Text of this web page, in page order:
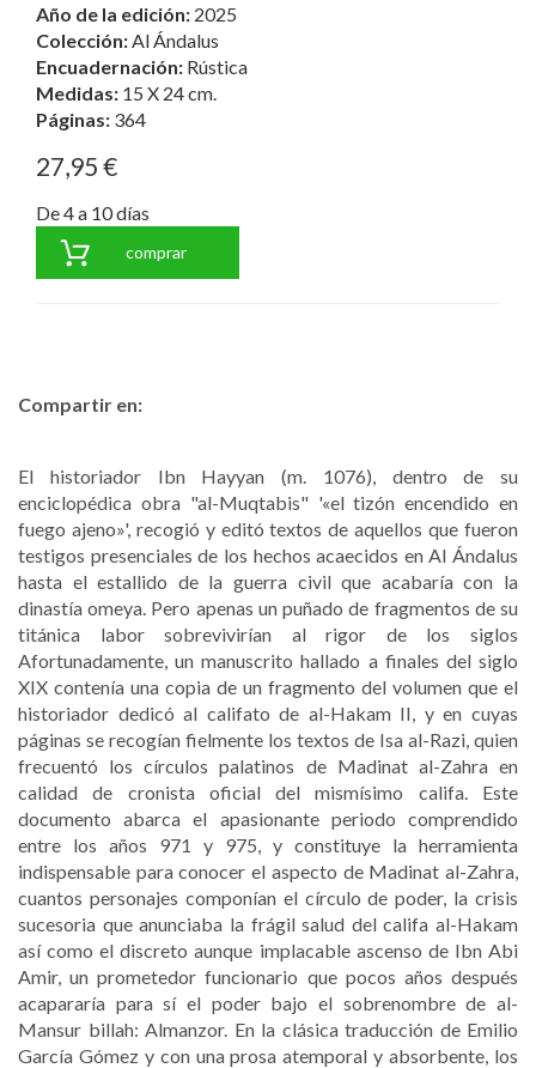
Año de la edición: 2025
Colección: Al Ándalus
Encuadernación: Rústica
Medidas: 15 X 24 cm.
Páginas: 364
27,95 €
De 4 a 10 días
comprar
Compartir en:
El historiador Ibn Hayyan (m. 1076), dentro de su
enciclopédica obra "al-Muqtabis" '«el tizón encendido en
fuego ajeno»', recogió y editó textos de aquellos que fueron
testigos presenciales de los hechos acaecidos en Al Ándalus
hasta el estallido de la guerra civil que acabaría con la
dinastía omeya. Pero apenas un puñado de fragmentos de su
titánica labor sobrevivirían al rigor de los siglos
Afortunadamente, un manuscrito hallado a finales del siglo
XIX contenía una copia de un fragmento del volumen que el
historiador dedicó al califato de al-Hakam II, y en cuyas
páginas se recogían fielmente los textos de Isa al-Razi, quien
frecuentó los círculos palatinos de Madinat al-Zahra en
calidad de cronista oficial del mismísimo califa. Este
documento abarca el apasionante periodo comprendido
entre los años 971 y 975, y constituye la herramienta
indispensable para conocer el aspecto de Madinat al-Zahra,
cuantos personajes componían el círculo de poder, la crisis
sucesoria que anunciaba la frágil salud del califa al-Hakam
así como el discreto aunque implacable ascenso de Ibn Abi
Amir, un prometedor funcionario que pocos años después
acapararía para sí el poder bajo el sobrenombre de al-
Mansur billah: Almanzor. En la clásica traducción de Emilio
García Gómez y con una prosa atemporal y absorbente, los